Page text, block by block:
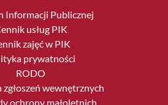
Informacji Publicznej
usług PIK
zajęć w PIK
prywatności
RODO
zgłoszeń wewnętrznych
ochrony małoletnich